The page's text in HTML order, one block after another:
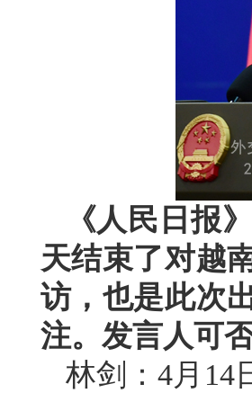
《人民日报
天结束了对越
访，也是此次
注。发言人可
林剑：4月14